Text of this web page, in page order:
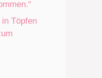
Töpfen